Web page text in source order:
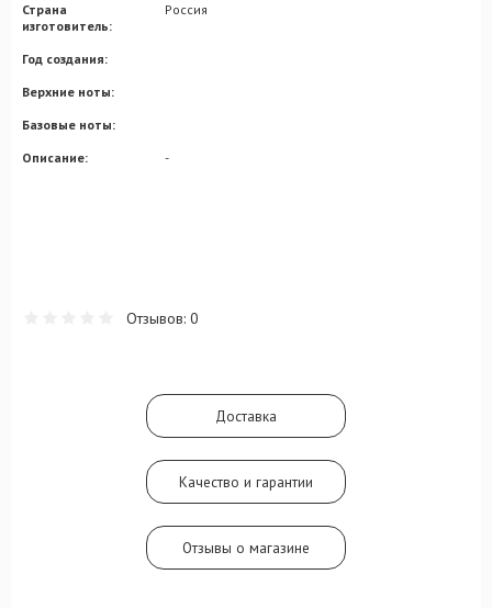
Страна
изготовитель:
Россия
Год создания:
Верхние ноты:
Базовые ноты:
Описание:
-
Отзывов: 0
Доставка
Качество и гарантии
Отзывы о магазине